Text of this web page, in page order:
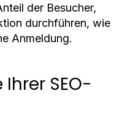
der Besucher,
durchführen, wie
Anmeldung.
SEO-